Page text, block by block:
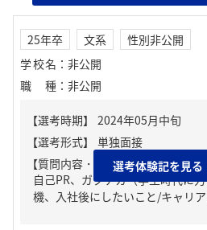
25年卒 文系
性別非公開
学校名 ： 非公開
職種 ： 非公開
【質問内容・課題】
自己PR、ガクチカ（学生時代に
機、入社後にしたいこと/キャリ
選考体験記を見る